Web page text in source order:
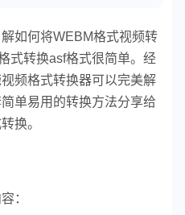
如何将WEBM格式视频转
式转换asf格式很简单。经
频格式转换器可以完美解
单易用的转换方法分享给
换。
：